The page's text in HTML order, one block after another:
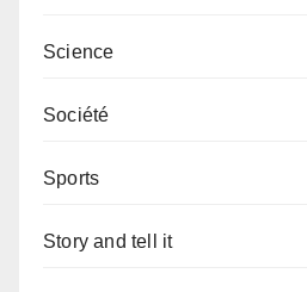
Science
Société
Sports
Story and tell it